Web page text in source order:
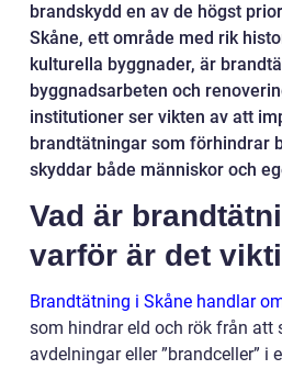
brandskydd en av de högst
Skåne, ett område med rik
kulturella byggnader, är
byggnadsarbeten och
institutioner ser vikten av att
brandtätningar som förhindrar
skyddar både människor och
Vad är
varför är det
Brandtätning i Skåne handlar
som hindrar eld och rök från att
avdelningar eller ”brandceller” i